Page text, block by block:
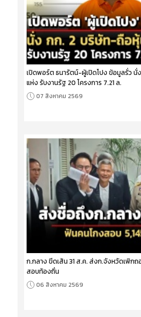
เปิดพอร์ต ธนารัตน์-ผู้เปิดโปง ข้อมูลรั่ว นั่
แห่ง รับงานรัฐ 20 โครงการ 7.21 ล.
07 สิงหาคม 2569
ก.กลาง ขีดเส้น 31 ส.ค. ส่งก.จังหวัดเพิกถ
สอบท้องถิ่น
06 สิงหาคม 2569